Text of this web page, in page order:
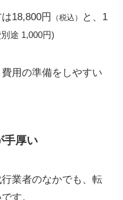
18,800円 （税込）
と、1
途 1,000円)
用の準備をしやすい
手厚い
業者のなかでも、転
す。